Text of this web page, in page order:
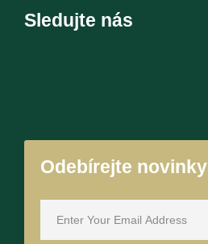
Sledujte nás
Odebírejte novinky